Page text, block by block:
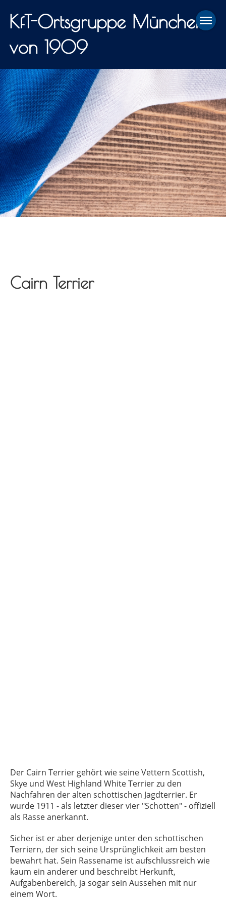
KfT-Ortsgruppe München
von 1909
Cairn Terrier
Der Cairn Terrier gehört wie seine Vettern Scottish,
Skye und West Highland White Terrier zu den
Nachfahren der alten schottischen Jagdterrier. Er
wurde 1911 - als letzter dieser vier "Schotten" - offiziell
als Rasse anerkannt.
Sicher ist er aber derjenige unter den schottischen
Terriern, der sich seine Ursprünglichkeit am besten
bewahrt hat. Sein Rassename ist aufschlussreich wie
kaum ein anderer und beschreibt Herkunft,
Aufgabenbereich, ja sogar sein Aussehen mit nur
einem Wort.